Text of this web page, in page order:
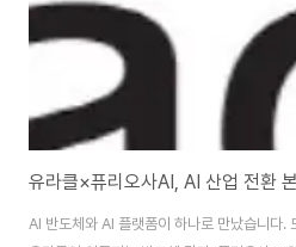
유라클×퓨리오사AI, AI 산업 전환
AI 반도체와 AI 플랫폼이 하나로 만났습니다.